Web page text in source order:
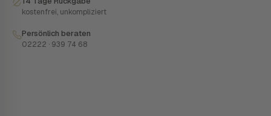
kostenfrei, unkompliziert
Persönlich beraten
02222 · 939 74 68